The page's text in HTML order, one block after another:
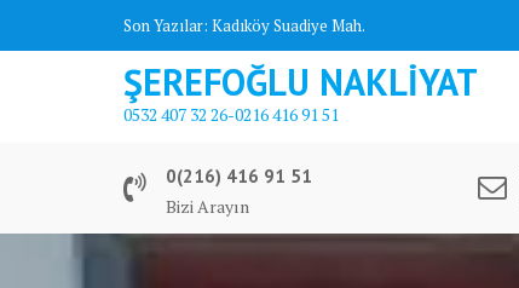
Son Yazılar: Kadıköy Suadiye Mah.
ŞEREFOĞLU NAKLİYAT
0532 407 32 26-0216 416 91 51
0(216) 416 91 51
Bizi Arayın